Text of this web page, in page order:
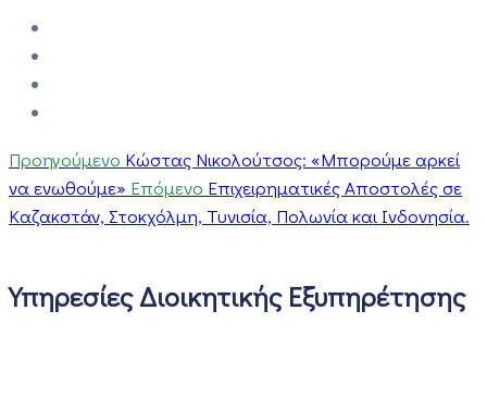
Προηγούμενο Κώστας Νικολούτσος: «Μπορούμε αρκεί
να ενωθούμε» Επόμενο Επιχειρηματικές Αποστολές σε
Καζακστάν, Στοκχόλμη, Τυνισία, Πολωνία και Ινδονησία.
Υπηρεσίες Διοικητικής Εξυπηρέτησης